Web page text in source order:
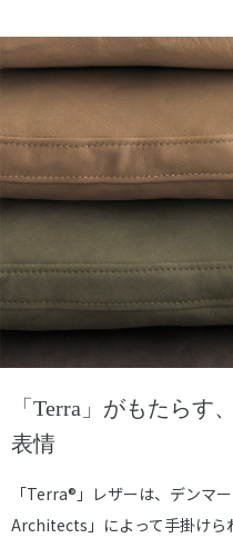
「Terra」がもたらす
表情
「Terra®」レザーは、デンマ
Architects」によって手掛けら